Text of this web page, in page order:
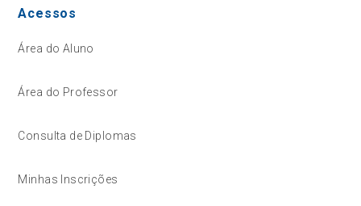
Acessos
Área do Aluno
Área do Professor
Consulta de Diplomas
Minhas Inscrições